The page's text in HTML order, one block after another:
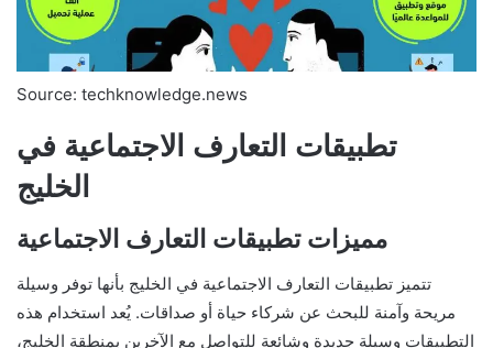
Source: techknowledge.news
تطبيقات التعارف الاجتماعية في
الخليج
مميزات تطبيقات التعارف الاجتماعية
تتميز تطبيقات التعارف الاجتماعية في الخليج بأنها توفر وسيلة
مريحة وآمنة للبحث عن شركاء حياة أو صداقات. يُعد استخدام هذه
التطبيقات وسيلة جديدة وشائعة للتواصل مع الآخرين بمنطقة الخليج،